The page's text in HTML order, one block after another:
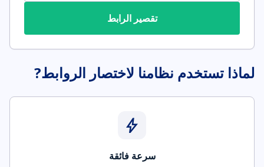
تقصير الرابط
لماذا تستخدم نظامنا لاختصار الروابط?
bolt
سرعة فائقة